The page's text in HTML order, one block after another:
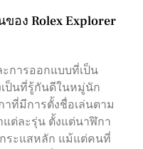
ของ Rolex Explorer
การออกแบบที่เป็น
ป็นที่รู้กันดีในหมู่นัก
ที่มีการตั้งชื่อเล่นตาม
ต่ละรุ่น ตั้งแต่นาฬิกา
ระแสหลัก แม้แต่คนที่